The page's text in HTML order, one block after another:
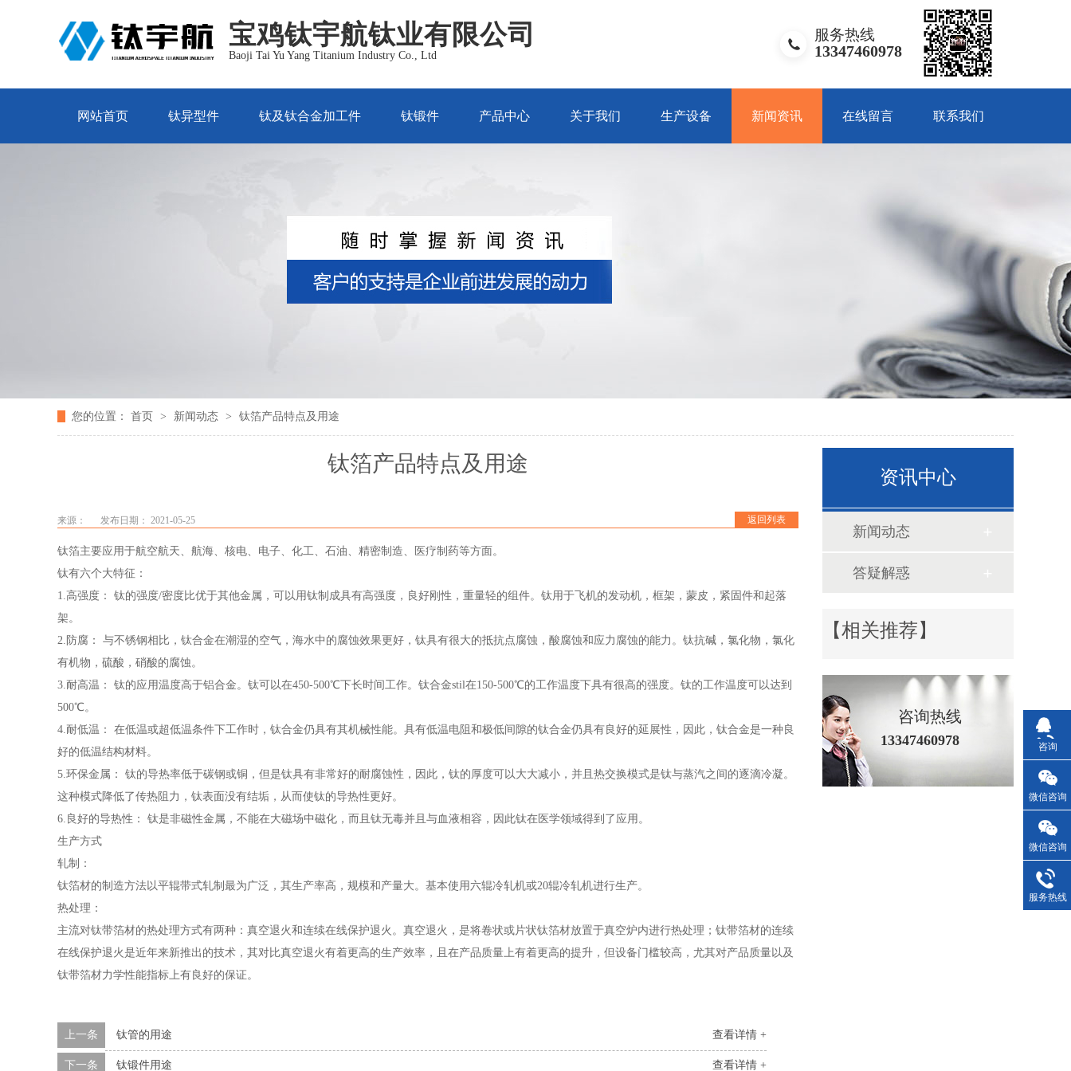
宝鸡钛宇航钛业有限公司
Baoji Tai Yu Yang Titanium Industry Co., Ltd
服务热线
13347460978
网站首页 钛异型件 钛及钛合金加工件 钛锻件 产品中心 关于我们 生产设备 新闻资讯 在线留言 联系我们
您的位置： 首页 > 新闻动态 > 钛箔产品特点及用途
钛箔产品特点及用途
返回列表
来源： 发布日期： 2021-05-25
钛箔主要应用于航空航天、航海、核电、电子、化工、石油、精密制造、医疗制药等方面。
钛有六个大特征：
1.高强度： 钛的强度/密度比优于其他金属，可以用钛制成具有高强度，良好刚性，重量轻的组件。钛用于飞机的发动机，框架，蒙皮，紧固件和起落
架。
2.防腐： 与不锈钢相比，钛合金在潮湿的空气，海水中的腐蚀效果更好，钛具有很大的抵抗点腐蚀，酸腐蚀和应力腐蚀的能力。钛抗碱，氯化物，氯化
有机物，硫酸，硝酸的腐蚀。
3.耐高温： 钛的应用温度高于铝合金。钛可以在450-500℃下长时间工作。钛合金stil在150-500℃的工作温度下具有很高的强度。钛的工作温度可以达到
500℃。
4.耐低温： 在低温或超低温条件下工作时，钛合金仍具有其机械性能。具有低温电阻和极低间隙的钛合金仍具有良好的延展性，因此，钛合金是一种良
好的低温结构材料。
5.环保金属： 钛的导热率低于碳钢或铜，但是钛具有非常好的耐腐蚀性，因此，钛的厚度可以大大减小，并且热交换模式是钛与蒸汽之间的逐滴冷凝。
这种模式降低了传热阻力，钛表面没有结垢，从而使钛的导热性更好。
6.良好的导热性： 钛是非磁性金属，不能在大磁场中磁化，而且钛无毒并且与血液相容，因此钛在医学领域得到了应用。
生产方式
轧制：
钛箔材的制造方法以平辊带式轧制最为广泛，其生产率高，规模和产量大。基本使用六辊冷轧机或20辊冷轧机进行生产。
热处理：
主流对钛带箔材的热处理方式有两种：真空退火和连续在线保护退火。真空退火，是将卷状或片状钛箔材放置于真空炉内进行热处理；钛带箔材的连续
在线保护退火是近年来新推出的技术，其对比真空退火有着更高的生产效率，且在产品质量上有着更高的提升，但设备门槛较高，尤其对产品质量以及
钛带箔材力学性能指标上有良好的保证。
查看详情 +
上一条 钛管的用途
查看详情 +
下一条 钛锻件用途
资讯中心
新闻动态
答疑解惑
【相关推荐】
咨询热线
13347460978 咨询
微信咨询
微信咨询
服务热线